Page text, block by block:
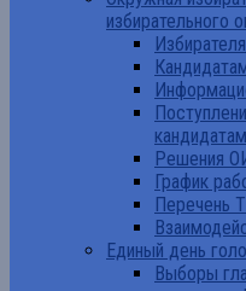
избирательного
Решения
График
Перечень
Единый день
Выборы